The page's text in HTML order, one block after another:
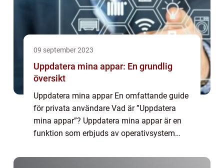
09 september 2023
Uppdatera mina appar: En grundlig
översikt
Uppdatera mina appar En omfattande guide
för privata användare Vad är ”Uppdatera
mina appar”? Uppdatera mina appar är en
funktion som erbjuds av operativsystem
att uppdatera alla sina installera...